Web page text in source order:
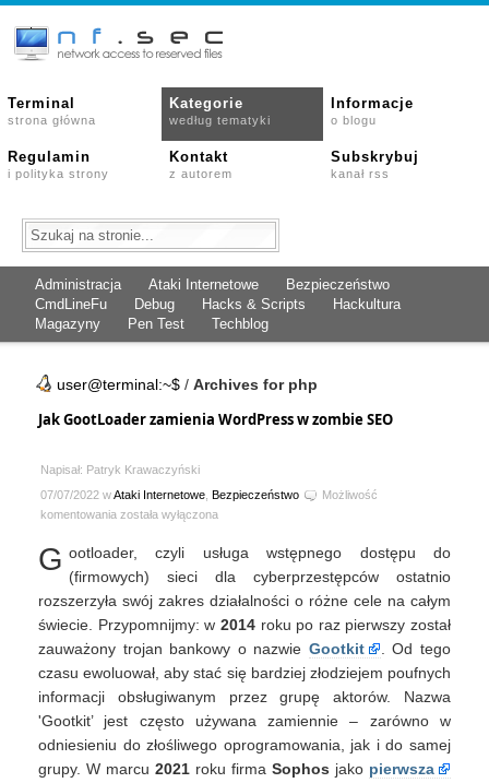
Terminal
strona główna
Kategorie
według tematyki
Informacje
o blogu
Regulamin
i polityka strony
Kontakt
z autorem
Subskrybuj
kanał rss
Administracja Ataki Internetowe
Bezpieczeństwo
CmdLineFu
Debug Hacks & Scripts
Hackultura
Magazyny
Pen Test Techblog
user@terminal:~$ / Archives for php
Jak GootLoader zamienia WordPress w zombie SEO
Napisał: Patryk Krawaczyński
07/07/2022 wAtaki Internetowe Bezpieczeństwo
Możliwość
komentowania Jak
zamienia
WordPress
zombie
SEO
została wyłączona
G ootloader, czyli usługa wstępnego dostępu do
(firmowych) sieci dla cyberprzestępców ostatnio
rozszerzyła swój zakres działalności o różne cele na całym
świecie. Przypomnijmy: w 2014roku po raz pierwszy został
zauważony trojan bankowy o nazwie Gootkit
. Od tego
czasu ewoluował, aby stać się bardziej złodziejem poufnych
informacji obsługiwanym przez grupę aktorów. Nazwa
'Gootkit’ jest często używana zamiennie – zarówno w
odniesieniu do złośliwego oprogramowania, jak i do samej
grupy. W marcu 2021 roku firma Sophos jako pierwsza